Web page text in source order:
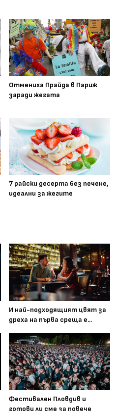
Отмениха Прайда в Париж
заради жегата
7 райски десерта без печене,
идеални за жегите
И най-подходящият цвят за
дреха на първа среща е...
Фестивален Пловдив и
готови ли сме за повече